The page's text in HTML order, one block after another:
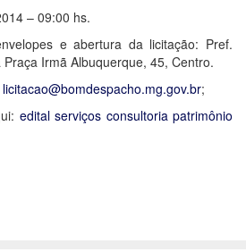
– 09:00 hs.
e abertura da licitação: Pref.
Irmã Albuquerque, 45, Centro.
licitacao@bomdespacho.mg.gov.br;
edital serviços consultoria patrimônio